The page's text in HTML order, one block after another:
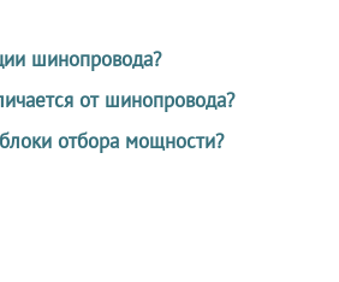
шинопровода?
от шинопровода?
отбора мощности?